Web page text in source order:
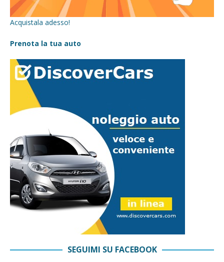
Acquistala adesso!
Prenota la tua auto
SEGUIMI SU FACEBOOK